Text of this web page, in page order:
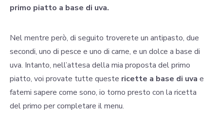
primo piatto a base di uva.
Nel mentre però, di seguito troverete un antipasto, due
secondi, uno di pesce e uno di carne, e un dolce a base di
uva. Intanto, nell’attesa della mia proposta del primo
piatto, voi provate tutte queste ricette a base di uva e
fatemi sapere come sono, io torno presto con la ricetta
del primo per completare il menu.